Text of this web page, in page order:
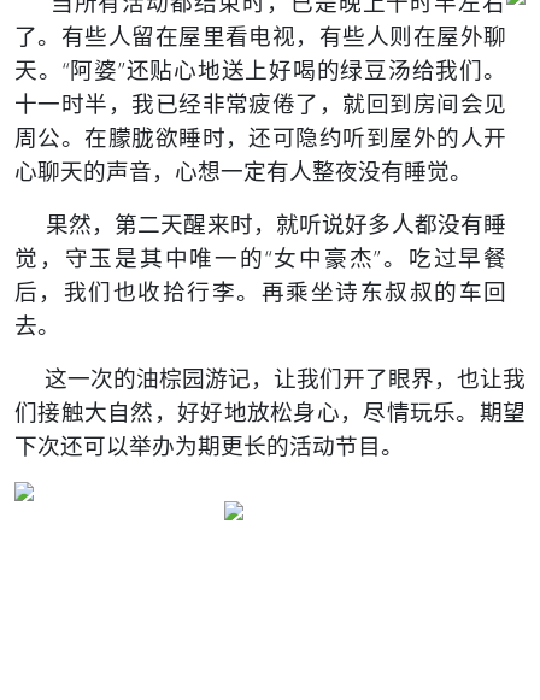
了。有些人留在屋里看电视，有些人则在屋外聊
天。“阿婆”还贴心地送上好喝的绿豆汤给我们。
十一时半，我已经非常疲倦了，就回到房间会见
周公。在朦胧欲睡时，还可隐约听到屋外的人开
心聊天的声音，心想一定有人整夜没有睡觉。
果然，第二天醒来时，就听说好多人都没有睡
觉，守玉是其中唯一的“女中豪杰”。吃过早餐
后，我们也收拾行李。再乘坐诗东叔叔的车回
去。
这一次的油棕园游记，让我们开了眼界，也让我
们接触大自然，好好地放松身心，尽情玩乐。期望
下次还可以举办为期更长的活动节目。